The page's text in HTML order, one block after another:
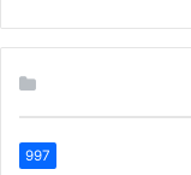
997